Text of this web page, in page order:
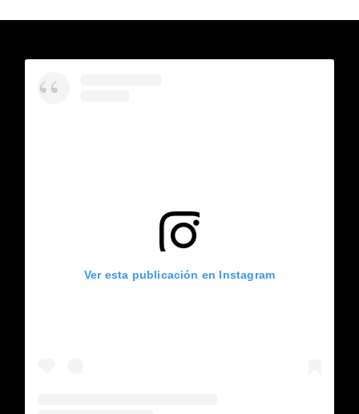
Ver esta publicación en Instagram